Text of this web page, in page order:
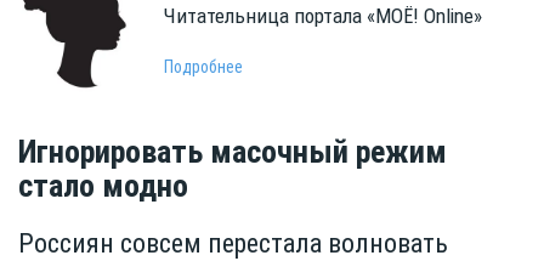
Читательница портала «МОЁ! Online»
Подробнее
Игнорировать масочный режим
стало модно
Россиян совсем перестала волновать